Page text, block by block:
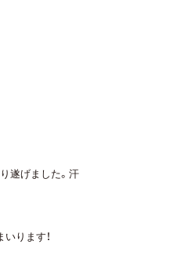
遂げました。汗
ります！